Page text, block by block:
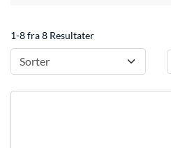
1-8 fra 8 Resultater
Sorter